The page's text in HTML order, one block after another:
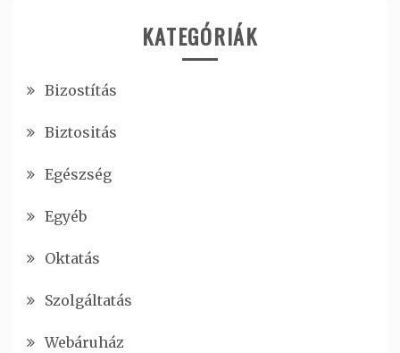
KATEGÓRIÁK
Bizostítás
Biztositás
Egészség
Egyéb
Oktatás
Szolgáltatás
Webáruház